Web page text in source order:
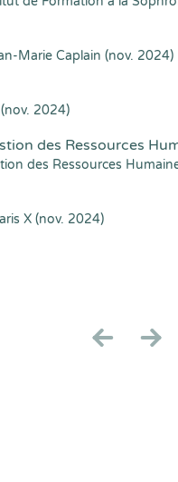
Marie Caplain (nov. 2024)
2024)
des Ressources
des Ressources
X (nov. 2024)